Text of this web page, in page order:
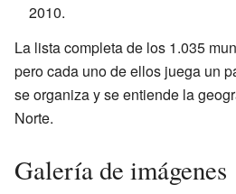
2010.
La lista completa de los 1.035
pero cada uno de ellos juega un
se organiza y se entiende la
Norte.
Galería de imágenes